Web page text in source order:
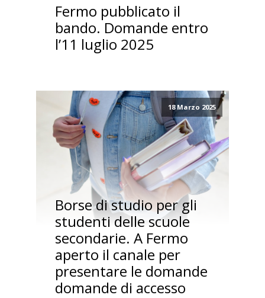
Fermo pubblicato il
bando. Domande entro
l’11 luglio 2025
18 Marzo 2025
Borse di studio per gli
studenti delle scuole
secondarie. A Fermo
aperto il canale per
presentare le domande
domande di accesso